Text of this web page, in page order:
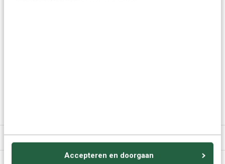
Accepteren en doorgaan
Specificaties